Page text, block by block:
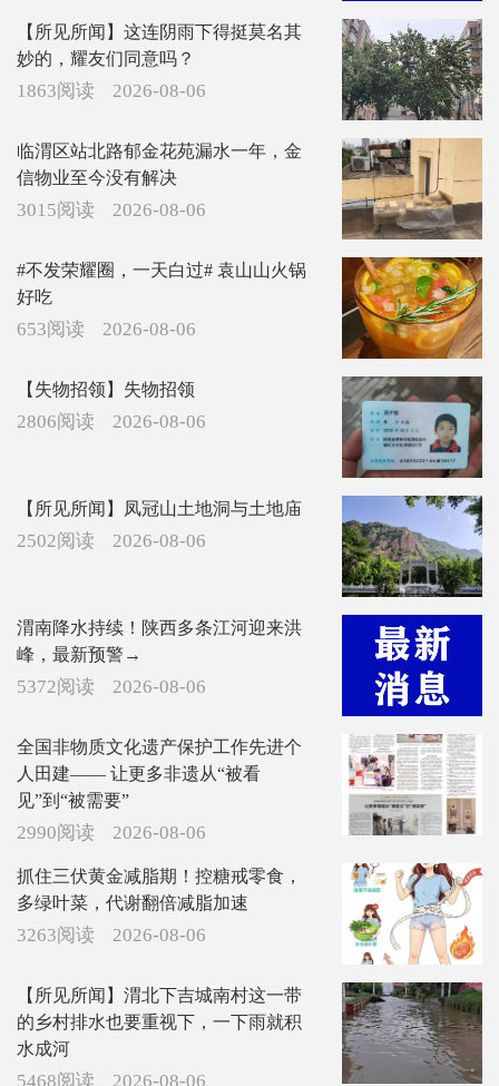
【所见所闻】这连阴雨下得挺莫名其
妙的，耀友们同意吗？
1863阅读 2026-08-06
临渭区站北路郁金花苑漏水一年，金
信物业至今没有解决
3015阅读 2026-08-06
#不发荣耀圈，一天白过# 袁山山火锅
好吃
653阅读 2026-08-06
【失物招领】失物招领
2806阅读 2026-08-06
【所见所闻】凤冠山土地洞与土地庙
2502阅读 2026-08-06
渭南降水持续！陕西多条江河迎来洪
峰，最新预警→
5372阅读 2026-08-06
全国非物质文化遗产保护工作先进个
人田建—— 让更多非遗从“被看
见”到“被需要”
2990阅读 2026-08-06
抓住三伏黄金减脂期！控糖戒零食，
多绿叶菜，代谢翻倍减脂加速
3263阅读 2026-08-06
【所见所闻】渭北下吉城南村这一带
的乡村排水也要重视下，一下雨就积
水成河
5468阅读 2026-08-06